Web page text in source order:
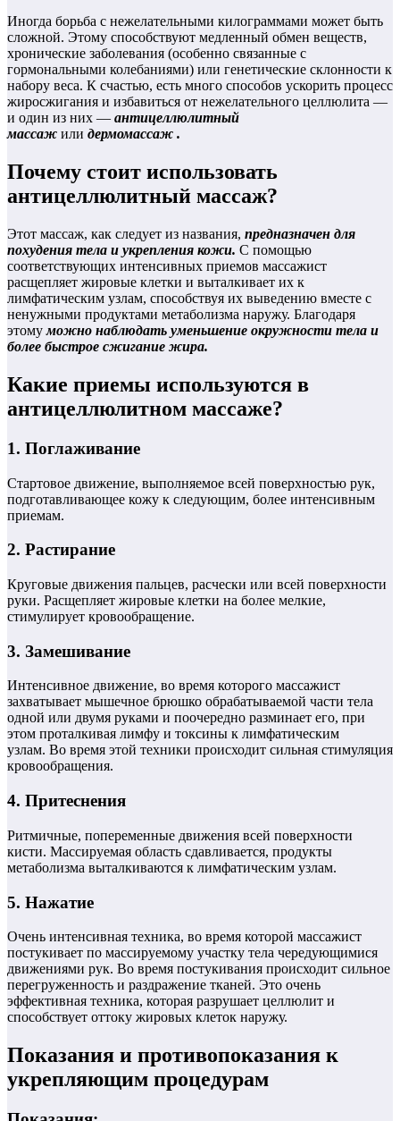
Иногда борьба с нежелательными килограммами может быть
сложной. Этому способствуют медленный обмен веществ,
хронические заболевания (особенно связанные с
гормональными колебаниями) или генетические склонности к
набору веса. К счастью, есть много способов ускорить процесс
жиросжигания и избавиться от нежелательного целлюлита —
и один из них — антицеллюлитный
массаж или дермомассаж .
Почему стоит использовать
антицеллюлитный массаж?
Этот массаж, как следует из названия, предназначен для
похудения тела и укрепления кожи. С помощью
соответствующих интенсивных приемов массажист
расщепляет жировые клетки и выталкивает их к
лимфатическим узлам, способствуя их выведению вместе с
ненужными продуктами метаболизма наружу. Благодаря
этомуможно наблюдать уменьшение окружности тела и
более быстрое сжигание жира.
Какие приемы используются в
антицеллюлитном массаже?
1. Поглаживание
Стартовое движение, выполняемое всей поверхностью рук,
подготавливающее кожу к следующим, более интенсивным
приемам.
2. Растирание
Круговые движения пальцев, расчески или всей поверхности
руки. Расщепляет жировые клетки на более мелкие,
стимулирует кровообращение.
3. Замешивание
Интенсивное движение, во время которого массажист
захватывает мышечное брюшко обрабатываемой части тела
одной или двумя руками и поочередно разминает его, при
этом проталкивая лимфу и токсины к лимфатическим
узлам. Во время этой техники происходит сильная стимуляция
кровообращения.
4. Притеснения
Ритмичные, попеременные движения всей поверхности
кисти. Массируемая область сдавливается, продукты
метаболизма выталкиваются к лимфатическим узлам.
5. Нажатие
Очень интенсивная техника, во время которой массажист
постукивает по массируемому участку тела чередующимися
движениями рук. Во время постукивания происходит сильное
перегруженность и раздражение тканей. Это очень
эффективная техника, которая разрушает целлюлит и
способствует оттоку жировых клеток наружу.
Показания и противопоказания к
укрепляющим процедурам